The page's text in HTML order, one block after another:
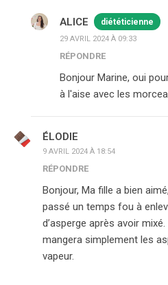
ALICE diététicienne
29 AVRIL 2024 À 09:33
RÉPONDRE
Bonjour Marine, oui
à l'aise avec les
ÉLODIE
9 AVRIL 2024 À 18:54
RÉPONDRE
Bonjour, Ma fille a bien
passé un temps fou à
d’asperge après avoir
mangera simplement les
vapeur.